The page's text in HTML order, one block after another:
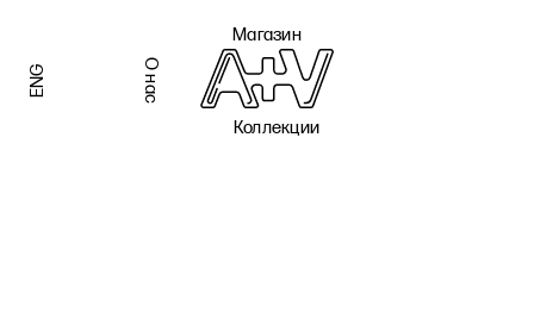
Магазин
ENG О нас
Коллекции